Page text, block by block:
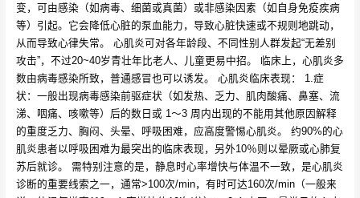
变，可由感染（如病毒、细菌或真菌）或非感染因素（如自身免疫疾病
等）引起。它会降低心脏的泵血能力，导致心脏快速或不规则地跳动，
从而导致心律失常。 心肌炎可对各年龄段、不同性别人群发起“无差别
攻击”，不过20~40岁青壮年比老人、儿童更易中招。 临床上，心肌炎多
数由病毒感染所致，普通感冒也可以诱发。 心肌炎临床表现： 1.症
状：一般出现病毒感染前驱症状（如发热、乏力、肌肉酸痛、鼻塞、流
涕、咽痛、咳嗽等）后的数日或 1～3 周内出现的不能用其他原因解释
的重度乏力、胸闷、头晕、呼吸困难，应高度警惕心肌炎。 约90%的心
肌炎患者以呼吸困难为最突出的临床表现，另外10％则以晕厥或心肺复
苏后就诊。 需特别注意的是，静息时心率增快与体温不一致，是心肌炎
诊断的重要线索之一，通常>100次/min，有时可达160次/min（一般来